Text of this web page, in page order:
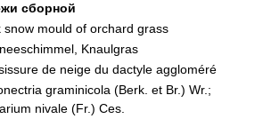
сборной
snow mould of orchard grass
Knaulgras
de neige du dactyle aggloméré
graminicola (Berk. et Br.) Wr.;
nivale (Fr.) Ces.